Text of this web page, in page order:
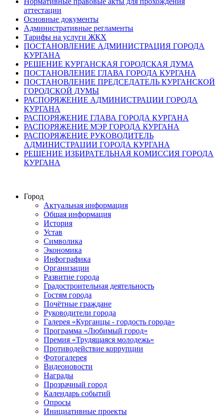
аттестации
Основные документы
Административные регламенты
Тарифы на услуги ЖКХ
ПОСТАНОВЛЕНИЕ АДМИНИСТРАЦИЯ ГОРОДА
КУРГАНА
РЕШЕНИЕ КУРГАНСКАЯ ГОРОДСКАЯ ДУМА
ПОСТАНОВЛЕНИЕ ГЛАВА ГОРОДА КУРГАНА
ПОСТАНОВЛЕНИЕ ПРЕДСЕДАТЕЛЬ КУРГАНСКОЙ
ГОРОДСКОЙ ДУМЫ
РАСПОРЯЖЕНИЕ АДМИНИСТРАЦИИ ГОРОДА
КУРГАНА
РАСПОРЯЖЕНИЕ ГЛАВА ГОРОДА КУРГАНА
РАСПОРЯЖЕНИЕ МЭР ГОРОДА КУРГАНА
РАСПОРЯЖЕНИЕ РУКОВОДИТЕЛЬ
АДМИНИСТРАЦИИ ГОРОДА КУРГАНА
РЕШЕНИЕ ИЗБИРАТЕЛЬНАЯ КОМИССИЯ ГОРОДА
КУРГАНА
Город
Актуальная информация
Общая информация
История
Устав
Символика
Экономика
Инфографика
Организации
Развитие города
Градостроительная деятельность
Гостям города
Почётные граждане
Руководители города
Галерея «Курганцы - гордость города»
Программа «Любимый город»
Премия «Трудящаяся молодежь»
Противодействие коррупции
Фотогалерея
Видеоновости
Награды
Прозрачный город
Календарь событий
Опросы
Инициативные проекты